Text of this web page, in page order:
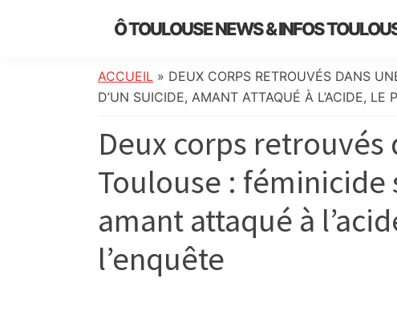
Ô TOULOUSE NEWS & INFOS
de
l’actualité
info
locale,
société,
culture,
politique,
météo,
ACCUEIL » DEUX CORPS RETROUVÉS DANS
D’UN SUICIDE, AMANT ATTAQUÉ À L’ACIDE, LE
Deux corps retrouvés
Toulouse : féminicide
amant attaqué à
l’enquête